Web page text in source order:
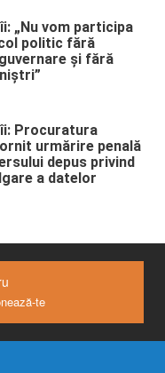
„Nu vom participa
politic fără
și fără
Procuratura
urmărire penală
depus privind
a datelor
te